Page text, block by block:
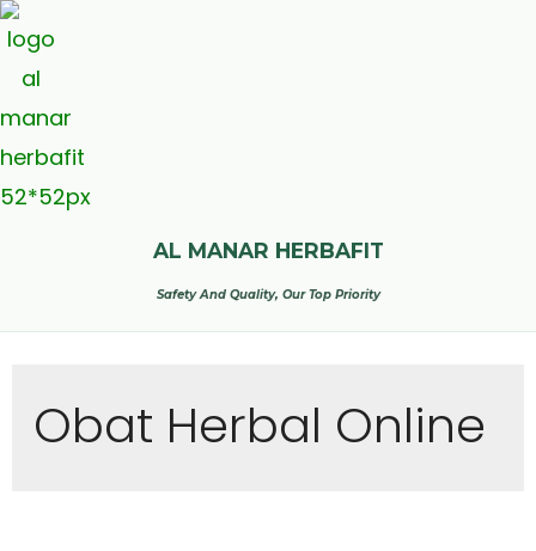
AL MANAR HERBAFIT
Safety And Quality, Our Top Priority
Obat Herbal Online